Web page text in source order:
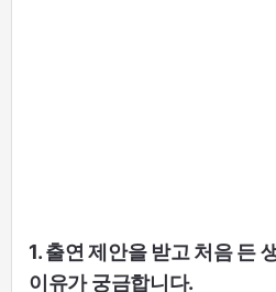
1. 출연 제안을 받고 처음 든
이유가 궁금합니다.